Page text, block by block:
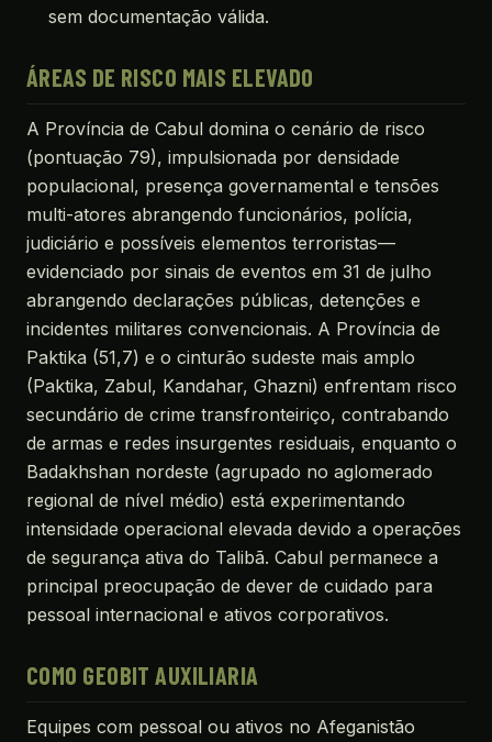
sem documentação válida.
ÁREAS DE RISCO MAIS ELEVADO
A Província de Cabul domina o cenário de risco
(pontuação 79), impulsionada por densidade
populacional, presença governamental e tensões
multi-atores abrangendo funcionários, polícia,
judiciário e possíveis elementos terroristas—
evidenciado por sinais de eventos em 31 de julho
abrangendo declarações públicas, detenções e
incidentes militares convencionais. A Província de
Paktika (51,7) e o cinturão sudeste mais amplo
(Paktika, Zabul, Kandahar, Ghazni) enfrentam risco
secundário de crime transfronteiriço, contrabando
de armas e redes insurgentes residuais, enquanto o
Badakhshan nordeste (agrupado no aglomerado
regional de nível médio) está experimentando
intensidade operacional elevada devido a operações
de segurança ativa do Talibã. Cabul permanece a
principal preocupação de dever de cuidado para
pessoal internacional e ativos corporativos.
COMO GEOBIT AUXILIARIA
Equipes com pessoal ou ativos no Afeganistão